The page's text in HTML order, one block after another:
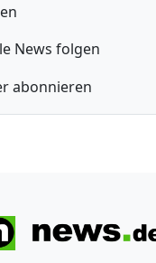
News folgen
abonnieren